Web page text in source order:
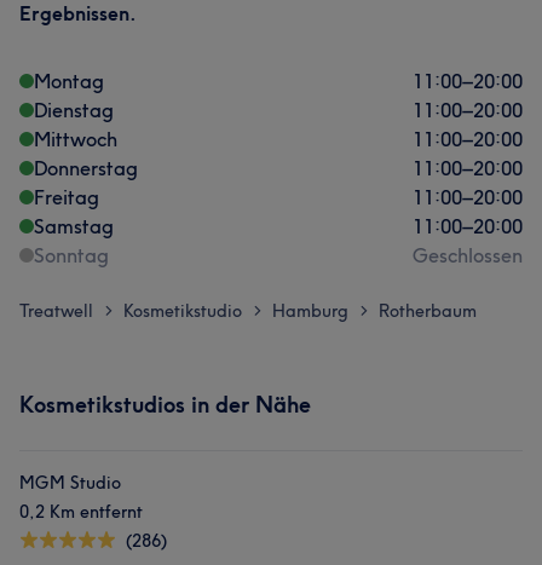
Ergebnissen.
Montag 11:00–20:00
Dienstag
11:00–20:00
Mittwoch
11:00–20:00
Donnerstag
11:00–20:00
Freitag
11:00–20:00
Samstag
11:00–20:00
Sonntag
Geschlossen
Treatwell > Kosmetikstudio > Hamburg > Rotherbaum
Kosmetikstudios in der Nähe
MGM Studio
0,2 Km entfernt
(286)